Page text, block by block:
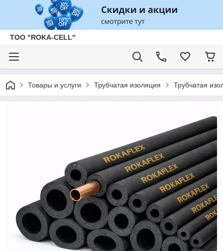
ТОО "ROKA-CELL"
Товары и услуги Трубчатая изоляция Трубчатая